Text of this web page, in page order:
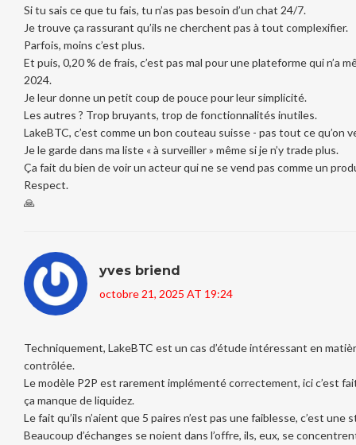
Si tu sais ce que tu fais, tu n’as pas besoin d’un chat 24/7.
Je trouve ça rassurant qu’ils ne cherchent pas à tout complexifier.
Parfois, moins c’est plus.
Et puis, 0,20 % de frais, c’est pas mal pour une plateforme qui n’a
2024.
Je leur donne un petit coup de pouce pour leur simplicité.
Les autres ? Trop bruyants, trop de fonctionnalités inutiles.
LakeBTC, c’est comme un bon couteau suisse - pas tout ce qu’on
Je le garde dans ma liste « à surveiller » même si je n’y trade plus.
Ça fait du bien de voir un acteur qui ne se vend pas comme un
Respect.
🙏
yves briend
octobre 21, 2025 AT 19:24
Techniquement, LakeBTC est un cas d’étude intéressant en
contrôlée.
Le modèle P2P est rarement implémenté correctement, ici c’est
ça manque de liquidez.
Le fait qu’ils n’aient que 5 paires n’est pas une faiblesse, c’est une
Beaucoup d’échanges se noient dans l’offre, ils, eux, se